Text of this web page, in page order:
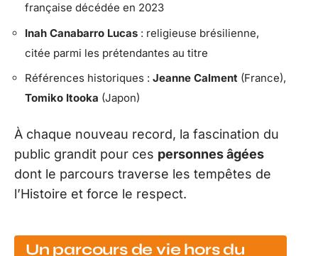
française décédée en 2023
Inah Canabarro Lucas : religieuse brésilienne,
citée parmi les prétendantes au titre
Références historiques : Jeanne Calment (France),
Tomiko Itooka (Japon)
À chaque nouveau record, la fascination du
public grandit pour ces personnes âgées
dont le parcours traverse les tempêtes de
l’Histoire et force le respect.
Un parcours de vie hors du